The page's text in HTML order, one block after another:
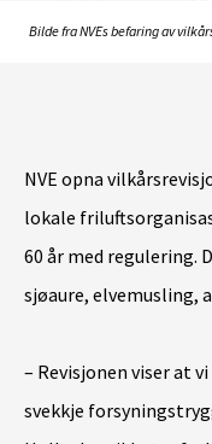
Bilde fra NVEs befaring av
NVE opna
lokale
60 år med regulering.
sjøaure, elvemusling,
– Revisjonen viser at
svekkje